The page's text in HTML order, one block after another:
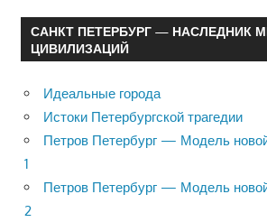
САНКТ ПЕТЕРБУРГ — НАСЛЕДНИК
ЦИВИЛИЗАЦИЙ
Идеальные города
Истоки Петербургской трагедии
Петров Петербург — Модель
1
Петров Петербург — Модель
2